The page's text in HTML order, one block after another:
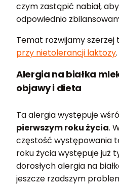
czym zastąpić nabiał, aby
odpowiednio
Temat rozwijamy szerzej
przy nietolerancji laktozy.
Alergia na białka
objawy i dieta
Ta alergia występuje
pierwszym roku życia.
częstość występowania
roku życia występuje już
dorosłych alergia na
jeszcze rzadszym